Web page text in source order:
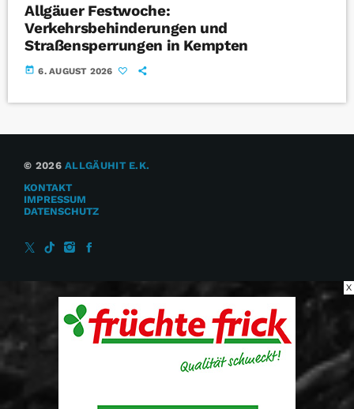
Allgäuer Festwoche:
Verkehrsbehinderungen und
Straßensperrungen in Kempten
today 6. AUGUST 2026
© 2026ALLGÄUHIT E.K.
KONTAKT
IMPRESSUM
DATENSCHUTZ
X